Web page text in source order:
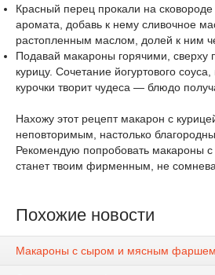
Красный перец прокали на
аромата, добавь к нему сливочное
растопленным маслом, долей к ним
Подавай макароны горячими, сверху
курицу. Сочетание йогуртового
курочки творит чудеса — блюдо
Нахожу этот рецепт макарон с
неповторимым, настолько
Рекомендую попробовать макароны с
станет твоим фирменным, не
Похожие новости
Макароны с сыром и мясным фаршем